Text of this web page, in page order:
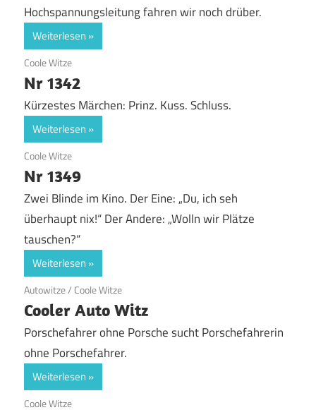
Hochspannungsleitung fahren wir noch drüber.
Weiterlesen
19. Juni 2020
Coole Witze
Nr 1342
Kürzestes Märchen: Prinz. Kuss. Schluss.
Weiterlesen
19. Juni 2020
Coole Witze
Nr 1349
Zwei Blinde im Kino. Der Eine: „Du, ich seh
überhaupt nix!“ Der Andere: „Wolln wir Plätze
tauschen?“
Weiterlesen
19. Juni 2020
Autowitze/ Coole Witze
Cooler Auto Witz
Porschefahrer ohne Porsche sucht Porschefahrerin
ohne Porschefahrer.
Weiterlesen
19. Juni 2020
Coole Witze